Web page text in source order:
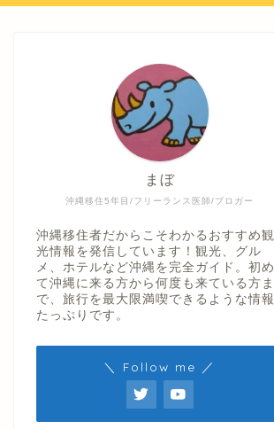
沖縄移住5年目/フリーランス医師/ブロガー
まぼ
沖縄移住者だからこそわかるおすすめ観
光情報を発信しています！観光、グル
メ、ホテルなど沖縄を完全ガイド。初め
て沖縄に来る方から何度も来ている方ま
で、旅行を最大限満喫できるような情報
たっぷりです。
＼ Follow me ／